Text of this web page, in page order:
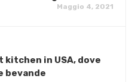
Maggio 4, 2021
kitchen in USA, dove
bevande